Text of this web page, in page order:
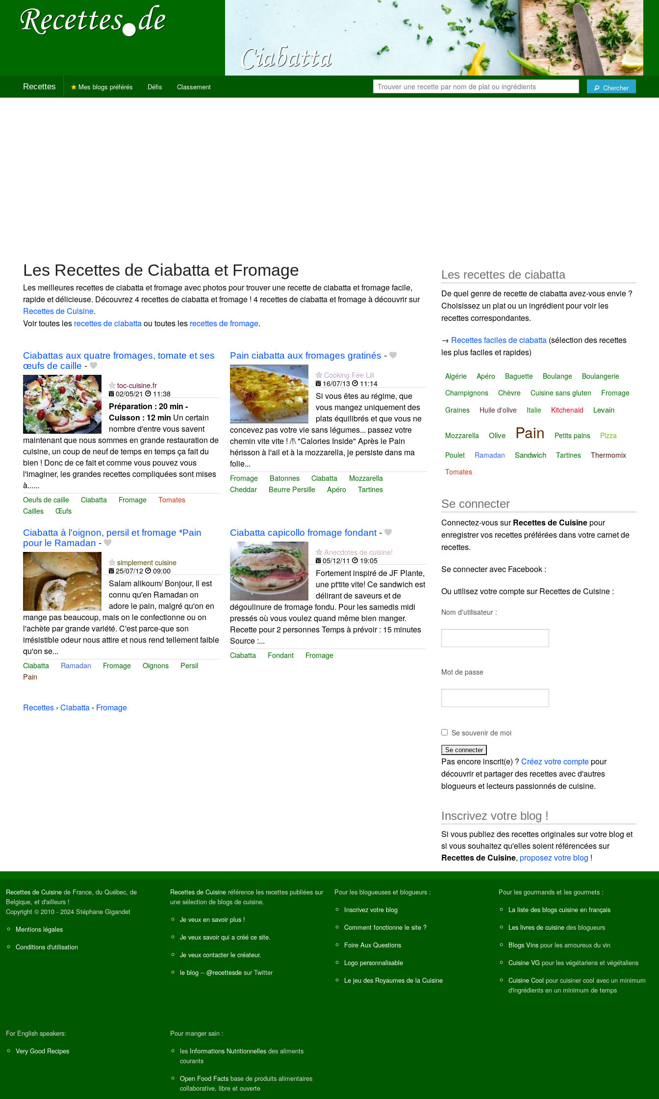
Recettes Chercher
Mes blogs préférés Défis Classement
Les Recettes de Ciabatta et Fromage
Les meilleures recettes de ciabatta et fromage avec photos pour trouver une recette de ciabatta et fromage facile,
rapide et délicieuse. Découvrez 4 recettes de ciabatta et fromage ! 4 recettes de ciabatta et fromage à découvrir sur
Recettes de Cuisine.
Voir toutes les recettes de ciabattaou toutes les recettes de fromage.
Ciabattas aux quatre fromages, tomate et ses
œufs de caille -
toc-cuisine.fr
02/05/21
11:38
Préparation : 20 min -
Cuisson : 12 min Un certain
nombre d'entre vous savent
maintenant que nous sommes en grande restauration de
cuisine, un coup de neuf de temps en temps ça fait du
bien ! Donc de ce fait et comme vous pouvez vous
l'imaginer, les grandes recettes compliquées sont mises
à......
Oeufs de caille Ciabatta Fromage
Tomates
Cailles
Œufs
Pain ciabatta aux fromages gratinés -
Cooking Fée Lili
16/07/13
11:14
Si vous êtes au régime, que
vous mangez uniquement des
plats équilibrés et que vous ne
concevez pas votre vie sans légumes... passez votre
chemin vite vite ! /!\ "Calories Inside" Après le Pain
hérisson à l'ail et à la mozzarella, je persiste dans ma
folie...
Fromage Batonnes Ciabatta
Mozzarella
Cheddar
Beurre Persille Apéro Tartines
Ciabatta à l'oignon, persil et fromage *Pain
pour le Ramadan -
simplement cuisine
25/07/12
09:00
Salam alikoum/ Bonjour, Il est
connu qu'en Ramadan on
adore le pain, malgré qu'on en
mange pas beaucoup, mais on le confectionne ou on
l'achète par grande variété. C'est parce-que son
irrésistible odeur nous attire et nous rend tellement faible
qu'on se...
Ciabatta Ramadan Fromage Oignons
Persil
Pain
Ciabatta capicollo fromage fondant-
Anecdotes de cuisine!
05/12/11
19:05
Fortement inspiré de JF Plante,
une pt'tite vite! Ce sandwich est
délirant de saveurs et de
dégoulinure de fromage fondu. Pour les samedis midi
pressés où vous voulez quand même bien manger.
Recette pour 2 personnes Temps à prévoir : 15 minutes
Source :...
Ciabatta Fondant Fromage
Recettes › Ciabatta › Fromage
Les recettes de ciabatta
De quel genre de recette de ciabatta avez-vous envie ?
Choisissez un plat ou un ingrédient pour voir les
recettes correspondantes.
→ Recettes faciles de ciabatta (sélection des recettes
les plus faciles et rapides)
Algérie Apéro Baguette Boulange
Boulangerie
Champignons
Chèvre Cuisine sans gluten
Fromage
Graines
Huile d'olive Italie Kitchenaid Levain
Mozzarella Olive Pain Petits pains
Pizza
Poulet
Ramadan Sandwich Tartines
Thermomix
Tomates
Se connecter
Connectez-vous surRecettes de Cuisinepour
enregistrer vos recettes préférées dans votre carnet de
recettes.
Se connecter avec Facebook :
Ou utilisez votre compte sur Recettes de Cuisine :
Nom d'utilisateur :
Mot de passe
Se souvenir de moi
Pas encore inscrit(e) ?Créez votre comptepour
découvrir et partager des recettes avec d'autres
blogueurs et lecteurs passionnés de cuisine.
Inscrivez votre blog !
Si vous publiez des recettes originales sur votre blog et
si vous souhaitez qu'elles soient référencées sur
Recettes de Cuisine,proposez votre blog !
Recettes de Cuisine de France, du Québec, de
Belgique, et d'ailleurs !
Copyright © 2010 - 2024 Stéphane Gigandet
Mentions légales
Conditions d'utilisation
Recettes de Cuisine référence les recettes publiées sur
une sélection de blogs de cuisine.
Je veux en savoir plus !
Je veux savoir qui a créé ce site.
Je veux contacter le créateur.
le blog -- @recettesde sur Twitter
Pour les blogueuses et blogueurs :
Inscrivez votre blog
Comment fonctionne le site ?
Foire Aux Questions
Logo personnalisable
Le jeu des Royaumes de la Cuisine
Pour les gourmands et les gourmets :
La liste des blogs cuisine en français
Les livres de cuisine des blogueurs
Blogs Vins pour les amoureux du vin
Cuisine VG pour les végétariens et végétaliens
Cuisine Cool pour cuisiner cool avec un minimum
d'ingrédients en un minimum de temps
For English speakers:
Very Good Recipes
Pour manger sain :
les Informations Nutritionnelles des aliments
courants
Open Food Facts base de produits alimentaires
collaborative, libre et ouverte